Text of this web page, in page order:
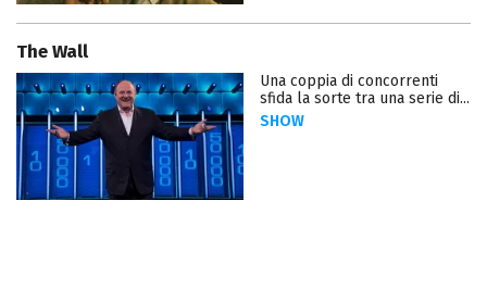
The Wall
Una coppia di concorrenti
sfida la sorte tra una serie di...
SHOW